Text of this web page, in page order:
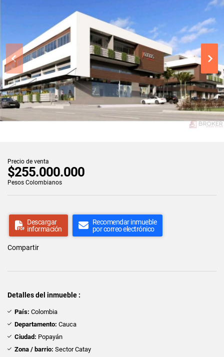
Precio de venta
$255.000.000
Pesos Colombianos
Descargar
información
Recomendar inmueble
por correo electrónico
Compartir
Detalles del inmueble :
País: Colombia
Departamento: Cauca
Ciudad: Popayán
Zona / barrio: Sector Catay